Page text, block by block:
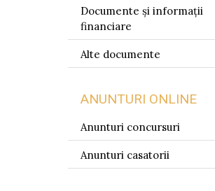
Documente și informații
financiare
Alte documente
ANUNTURI ONLINE
Anunturi concursuri
Anunturi casatorii